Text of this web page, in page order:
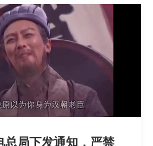
总局下发通知，严禁